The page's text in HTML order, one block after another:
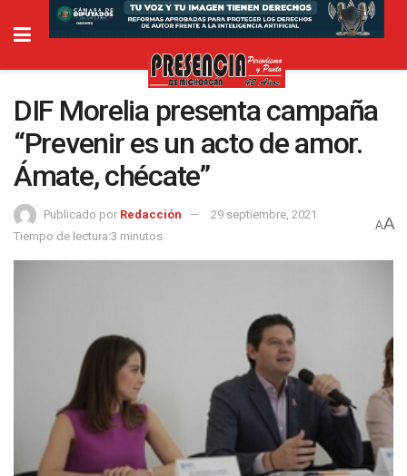
DIF Morelia presenta campaña
“Prevenir es un acto de amor.
Ámate, chécate”
Publicado por Redacción
29 septiembre, 2021
Tiempo de lectura:3 minutos
AA